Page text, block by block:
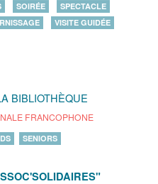
SOIRÉE
SPECTACLE
VISITE GUIDÉE
BIBLIOTHÈQUE
FRANCOPHONE
SENIORS